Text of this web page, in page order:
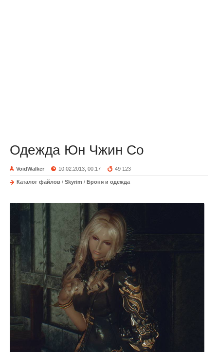
Одежда Юн Чжин Со
VoidWalker 10.02.2013, 00:17 49 123
Каталог файлов / Skyrim / Броня и одежда